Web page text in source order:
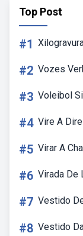
Top Post
#1
#2 Vozes
#3 Voleibol
#4 Vire A
#5 Virar A
#6 Virada De
#7 Vestido
#8 Vestido